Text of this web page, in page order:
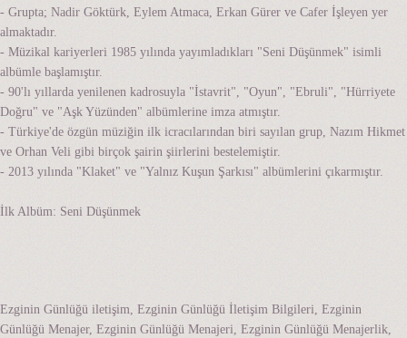
- Grupta; Nadir Göktürk, Eylem Atmaca, Erkan Gürer ve Cafer İşleyen yer
almaktadır.
- Müzikal kariyerleri 1985 yılında yayımladıkları "Seni Düşünmek" isimli
albümle başlamıştır.
- 90'lı yıllarda yenilenen kadrosuyla "İstavrit", "Oyun", "Ebruli", "Hürriyete
Doğru" ve "Aşk Yüzünden" albümlerine imza atmıştır.
- Türkiye'de özgün müziğin ilk icracılarından biri sayılan grup, Nazım Hikmet
ve Orhan Veli gibi birçok şairin şiirlerini bestelemiştir.
- 2013 yılında "Klaket" ve "Yalnız Kuşun Şarkısı" albümlerini çıkarmıştır.
İlk Albüm: Seni Düşünmek
Ezginin Günlüğü iletişim, Ezginin Günlüğü İletişim Bilgileri, Ezginin
Günlüğü Menajer, Ezginin Günlüğü Menajeri, Ezginin Günlüğü Menajerlik,